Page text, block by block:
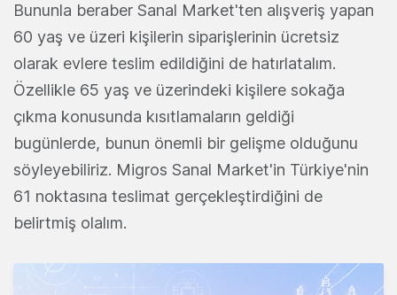
Bununla beraber Sanal Market'ten alışveriş yapan
60 yaş ve üzeri kişilerin siparişlerinin ücretsiz
olarak evlere teslim edildiğini de hatırlatalım.
Özellikle 65 yaş ve üzerindeki kişilere sokağa
çıkma konusunda kısıtlamaların geldiği
bugünlerde, bunun önemli bir gelişme olduğunu
söyleyebiliriz. Migros Sanal Market'in Türkiye'nin
61 noktasına teslimat gerçekleştirdiğini de
belirtmiş olalım.